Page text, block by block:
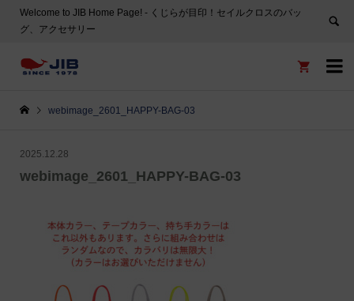
Welcome to JIB Home Page! ‐ くじらが目印！セイルクロスのバッ
グ、アクセサリー


webimage_2601_HAPPY-BAG-03
2025.12.28
webimage_2601_HAPPY-BAG-03